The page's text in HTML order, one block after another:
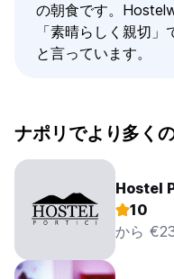
の朝食です。
「素晴らしく親切
と言っています。
ナポリでより多く
Hostel
10
から